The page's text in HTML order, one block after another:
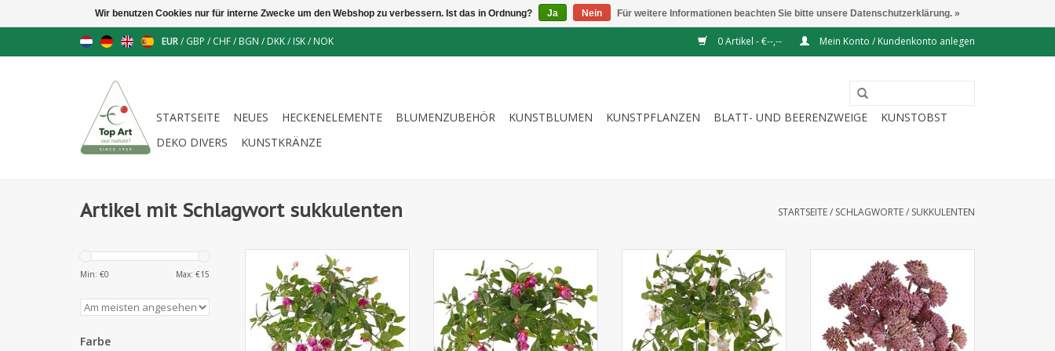
EUR/ GBP / CHF/ BGN / DKK/ ISK/ NOK 0 Artikel - €--,-- Mein Konto / Kundenkonto anlegen
STARTSEITE NEUES HECKENELEMENTE BLUMENZUBEHÖR KUNSTBLUMEN KUNSTPFLANZEN BLATT- UND BEERENZWEIGE
KUNSTOBST
DEKO DIVERS
KUNSTKRÄNZE
Artikel mit Schlagwort sukkulenten STARTSEITE/ SCHLAGWORTE/ SUKKULENTEN
Min: €0 Max: €15
Farbe
730349LP - Fuchsie mit 12
Verzweigungen und 36 Blüten (Ø
5 cm), 18 Knospen & 306 Blättern,
Ø 45 / H. 30 cm
730349FU - Fuchsie mit 12
Verzweigungen und 36 Blüten (Ø
5 cm), 18 Knospen & 306 Blättern,
4Ø 45 / H. 30 cm
730349WR - Fuchsie mit 12
Verzweigungen und 36 Blüten (Ø
5 cm), 18 Knospen & 306 Blättern,
Ø 45 / H. 30 cm
758120BU - Sedum
(Mauerpfeffer), 36 Sedumköpfe,
Ø ca. 12 cm, 19 cm
Wir benutzen Cookies nur für interne Zwecke um den Webshop zu verbessern. Ist das in Ordnung? Ja Nein Für weitere Informationen beachten Sie bitte unsere Datenschutzerklärung. »